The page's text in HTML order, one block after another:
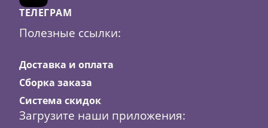
ТЕЛЕГРАМ
Полезные ссылки:
Доставка и оплата
Сборка заказа
Система скидок
Загрузите наши приложения: